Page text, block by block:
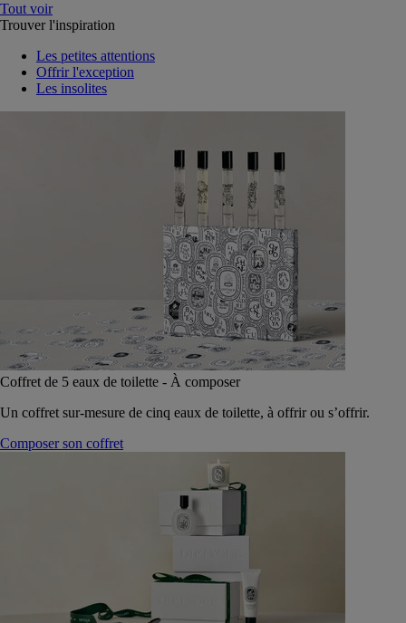
Tout voir
Trouver l'inspiration
Les petites attentions
Offrir l'exception
Les insolites
Coffret de 5 eaux de toilette - À composer
Un coffret sur-mesure de cinq eaux de toilette, à offrir ou s’offrir.
Composer son coffret